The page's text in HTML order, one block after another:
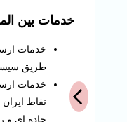
خدمات بین
خدمات
طریق
خدمات
نقاط
جاده ای و